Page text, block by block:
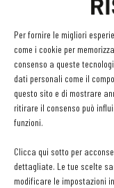
Per fornire le migliori
come i cookie per
consenso a queste
dati personali come il
questo sito e di mostrare
ritirare il consenso può
funzioni.
Clicca qui sotto per
dettagliate. Le tue scelte
modificare le impostazioni
Pos, compagni di
EDICOLA WEB